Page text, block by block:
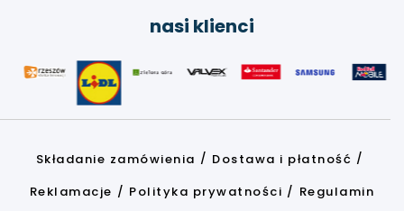
nasi klienci
Składanie zamówienia
Dostawa i płatność
Reklamacje
Polityka prywatności Regulamin